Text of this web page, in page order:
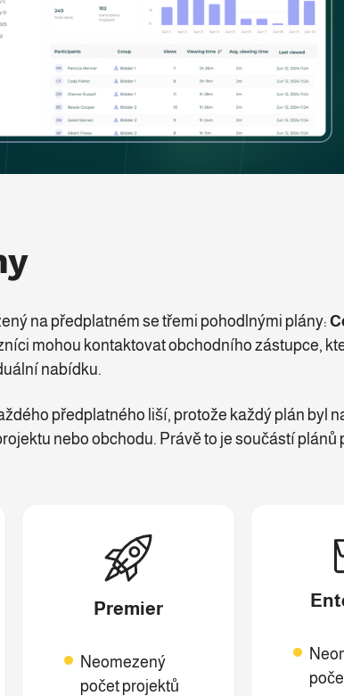
na předplatném se třemi pohodlnými plány:
mohou kontaktovat obchodního zástupce,
nabídku.
předplatného liší, protože každý plán byl
nebo obchodu. Právě to je součástí plánů
Premier
Neomezený
počet projektů